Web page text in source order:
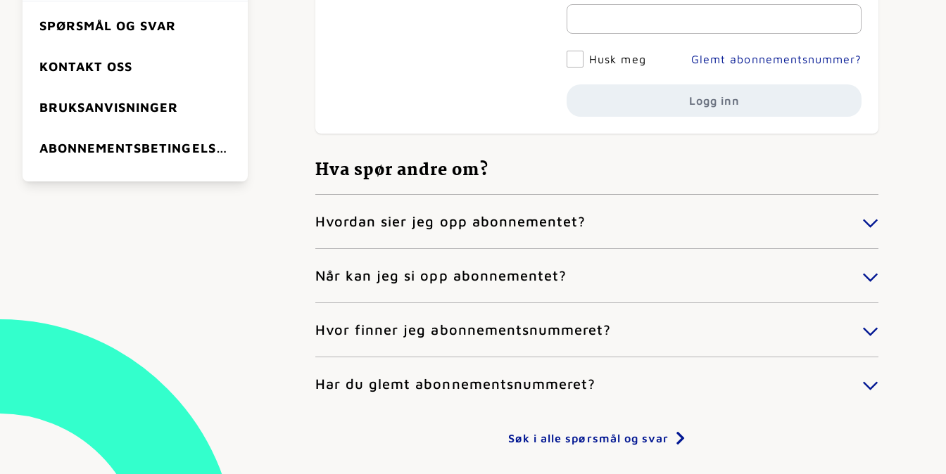
SPØRSMÅL OG SVAR
KONTAKT OSS
BRUKSANVISNINGER
ABONNEMENTSBETINGELSER
Husk meg Glemt abonnementsnummer?
Logg inn
Hva spør andre om?
Hvordan sier jeg opp abonnementet?
Når kan jeg si opp abonnementet?
Hvor finner jeg abonnementsnummeret?
Har du glemt abonnementsnummeret?
Søk i alle spørsmål og svar